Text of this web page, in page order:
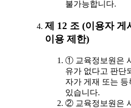
불가능합니다.
제 12 조 (이용자 게
이용 제한)
① 교육정보원은
유가 없다고 판단
자가 게재 또는
있습니다.
② 교육정보원은